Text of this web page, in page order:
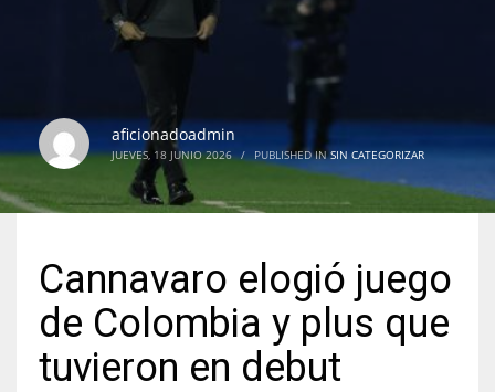
aficionadoadmin
JUEVES, 18 JUNIO 2026 / PUBLISHED INSIN CATEGORIZAR
Cannavaro elogió juego
de Colombia y plus que
tuvieron en debut